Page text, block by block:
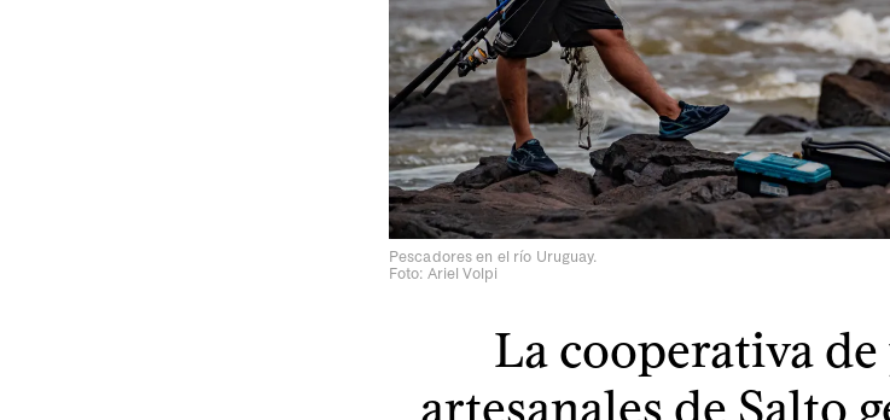
Pescadores en el río Uruguay.
Foto: Ariel Volpi
La cooperativa de
artesanales de Salto